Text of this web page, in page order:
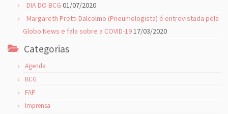
DIA DO BCG 01/07/2020
Margareth Pretti Dalcolmo (Pneumologista) é entrevistada pela
Globo News e fala sobre a COVID-1917/03/2020
Categorias
Agenda
BCG
FAP
Imprensa